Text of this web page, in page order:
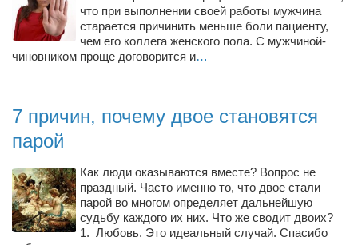
Конкурсы
Фестиваль. Конкурс «Колибри» 2017
Конкурс «Колибри» 2016
Конкурс «Колибри» 2014
Литературный конкурс «Я люблю Украину»
Конкурс «Колибри» 2013
Интервью
что при выполнении своей работы мужчина
старается причинить меньше боли пациенту,
чем его коллега женского пола. С мужчиной-
чиновником проще договорится и…
7 причин, почему двое становятся
парой
Как люди оказываются вместе? Вопрос не
праздный. Часто именно то, что двое стали
парой во многом определяет дальнейшую
судьбу каждого их них. Что же сводит двоих?
1. Любовь. Это идеальный случай. Спасибо